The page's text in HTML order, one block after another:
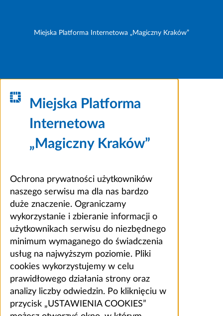
Miejska Platforma Internetowa „Magiczny Kraków”
Miejska Platforma
Internetowa
„Magiczny Kraków”
Ochrona prywatności użytkowników
naszego serwisu ma dla nas bardzo
duże znaczenie. Ograniczamy
wykorzystanie i zbieranie informacji o
użytkownikach serwisu do niezbędnego
minimum wymaganego do świadczenia
usług na najwyższym poziomie. Pliki
cookies wykorzystujemy w celu
prawidłowego działania strony oraz
analizy liczby odwiedzin. Po kliknięciu w
przycisk „USTAWIENIA COOKIES”